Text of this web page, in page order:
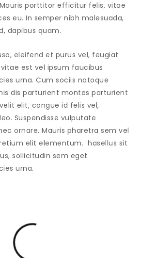
porttitor efficitur felis, vitae
eu. In semper nibh malesuada,
dapibus quam.
eleifend et purus vel, feugiat
est vel ipsum faucibus
urna. Cum sociis natoque
dis parturient montes parturient
elit, congue id felis vel,
Suspendisse vulputate
ornare. Mauris pharetra sem vel
elit elementum. hasellus sit
sollicitudin sem eget
urna.